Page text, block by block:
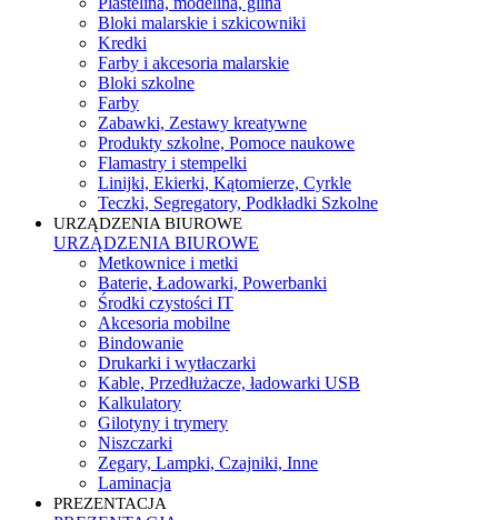
Bloki malarskie i szkicowniki
Kredki
Farby i akcesoria malarskie
Bloki szkolne
Farby
Zabawki, Zestawy kreatywne
Produkty szkolne, Pomoce naukowe
Flamastry i stempelki
Linijki, Ekierki, Kątomierze, Cyrkle
Teczki, Segregatory, Podkładki Szkolne
URZĄDZENIA BIUROWE
URZĄDZENIA BIUROWE
Metkownice i metki
Baterie, Ładowarki, Powerbanki
Środki czystości IT
Akcesoria mobilne
Bindowanie
Drukarki i wytłaczarki
Kable, Przedłużacze, ładowarki USB
Kalkulatory
Gilotyny i trymery
Niszczarki
Zegary, Lampki, Czajniki, Inne
Laminacja
PREZENTACJA